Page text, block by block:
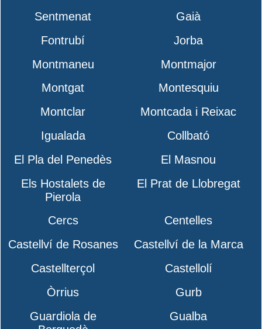
Sentmenat
Gaià
Fontrubí
Jorba
Montmaneu
Montmajor
Montgat
Montesquiu
Montclar
Montcada i Reixac
Igualada
Collbató
El Pla del Penedès
El Masnou
Els Hostalets de
Pierola
El Prat de Llobregat
Cercs
Centelles
Castellví de Rosanes
Castellví de la Marca
Castellterçol
Castellolí
Òrrius
Gurb
Guardiola de
Gualba